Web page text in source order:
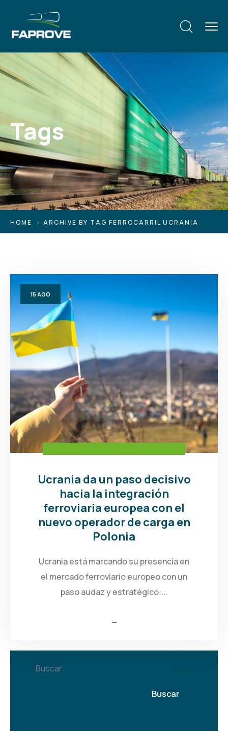
Tags
HOME ARCHIVE BY TAG FERROCARRIL UCRANIA
15 AGO
Ucrania da un paso decisivo
hacia la integración
ferroviaria europea con el
nuevo operador de carga en
Polonia
Ucrania está marcando su presencia en
el mercado ferroviario europeo con un
paso audaz y estratégico:...
Buscar
Buscar